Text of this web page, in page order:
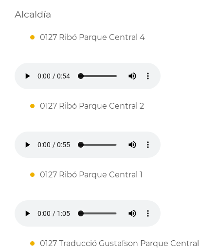
Alcaldía
0127 Ribó Parque Central 4
0127 Ribó Parque Central 2
0127 Ribó Parque Central 1
0127 Traducció Gustafson Parque Central